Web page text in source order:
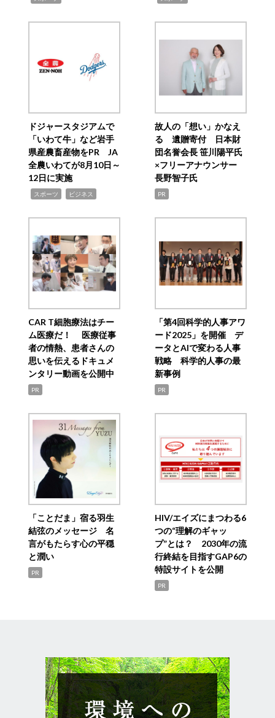
ドジャースタジアムで
「いわて牛」など岩手
県産農畜産物をPR JA
全農いわてが8月10日～
12日に実施
スポーツ ビジネス
故人の「想い」かなえ
る 遺贈寄付 日本財
団名誉会長 笹川陽平氏
×フリーアナウンサー
長野智子氏
PR
CAR T細胞療法はチー
ム医療だ！ 医療従事
者の情熱、患者さんの
思いを伝えるドキュメ
ンタリー動画を公開中
PR
「第4回科学的人事アワ
ード2025」を開催 デ
ータとAIで変わる人事
戦略 科学的人事の最
新事例
PR
「ことだま」宿る羽生
結弦のメッセージ 名
言がもたらす心の平穏
と潤い
PR
HIV/エイズにまつわる6
つの“理解のギャッ
プ”とは？ 2030年の流
行終結を目指すGAP6の
特設サイトを公開
PR